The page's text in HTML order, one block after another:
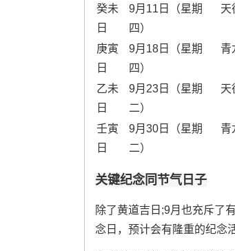
癸未
日
9月11日（星期
四）
天
庚寅
日
9月18日（星期
四）
青
乙未
日
9月23日（星期
二）
天
壬寅
日
9月30日（星期
二）
青
关键纪念同节气日子
除了黄道吉日;9月也充斥了
念日，预计会有隆重的纪念